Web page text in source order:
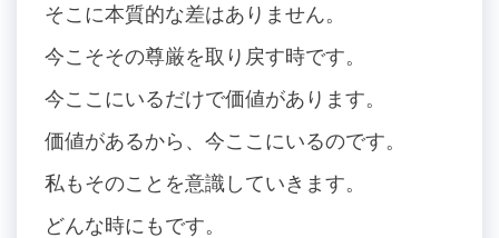
そこに本質的な差はありません。
今こそその尊厳を取り戻す時です。
今ここにいるだけで価値があります。
価値があるから、今ここにいるのです。
私もそのことを意識していきます。
どんな時にもです。